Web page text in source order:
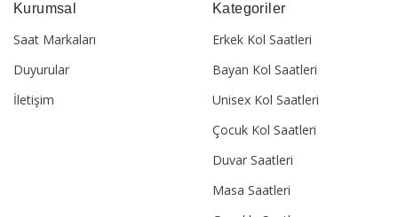
Kurumsal
Saat Markaları
Duyurular
İletişim
Kategoriler
Erkek Kol Saatleri
Bayan Kol Saatleri
Unisex Kol Saatleri
Çocuk Kol Saatleri
Duvar Saatleri
Masa Saatleri